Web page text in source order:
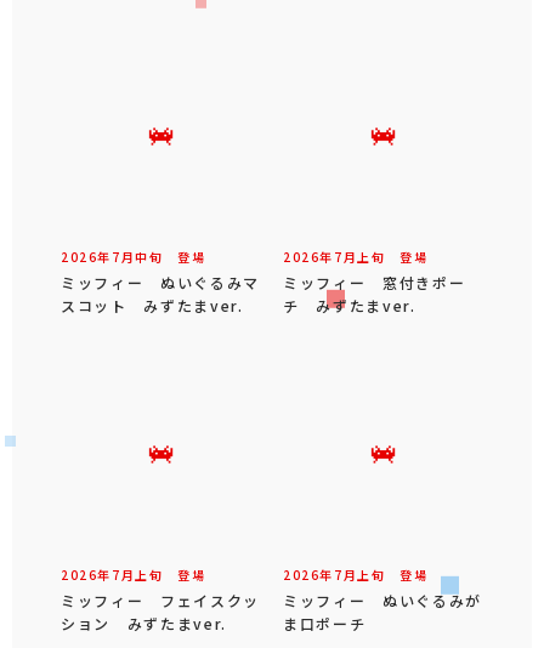
2026年 7 月中旬 登場
ミッフィー ぬいぐるみマ
スコット みずたまver.
2026年 7 月 上旬 登場
ミッフィー 窓付きポー
チ みずたまver.
2026年 7 月 上旬 登場
ミッフィー フェイスクッ
ション みずたまver.
2026年 7 月 上旬 登場
ミッフィー ぬいぐるみが
ま口ポーチ